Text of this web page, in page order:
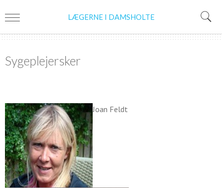
LÆGERNE I DAMSHOLTE
Sygeplejersker
Joan Feldt